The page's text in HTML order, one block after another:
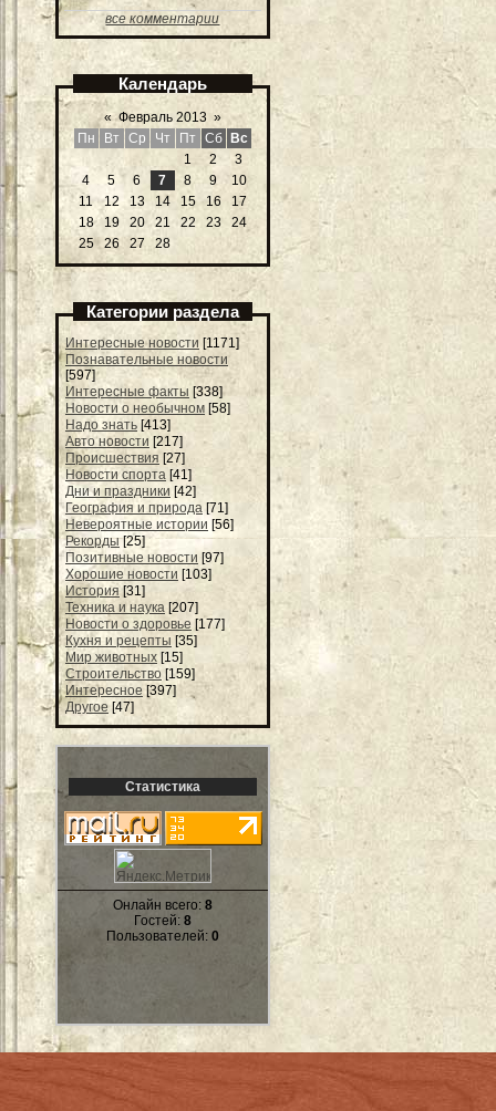
все комментарии
Календарь
« Февраль 2013 »
Пн
Вт Ср Чт Пт Сб
Вс
1
2
3
4
5 6 7 8 9
10
11
12 13 14 15 16
17
18
19 20 21 22 23
24
25
26 27 28
Категории раздела
Интересные новости [1171]
Познавательные новости
[597]
Интересные факты [338]
Новости о необычном [58]
Надо знать [413]
Авто новости [217]
Происшествия [27]
Новости спорта [41]
Дни и праздники [42]
География и природа [71]
Невероятные истории [56]
Рекорды [25]
Позитивные новости [97]
Хорошие новости [103]
История [31]
Техника и наука [207]
Новости о здоровье [177]
Кухня и рецепты [35]
Мир животных [15]
Строительство [159]
Интересное [397]
Другое [47]
Статистика
Онлайн всего: 8
Гостей: 8
Пользователей: 0